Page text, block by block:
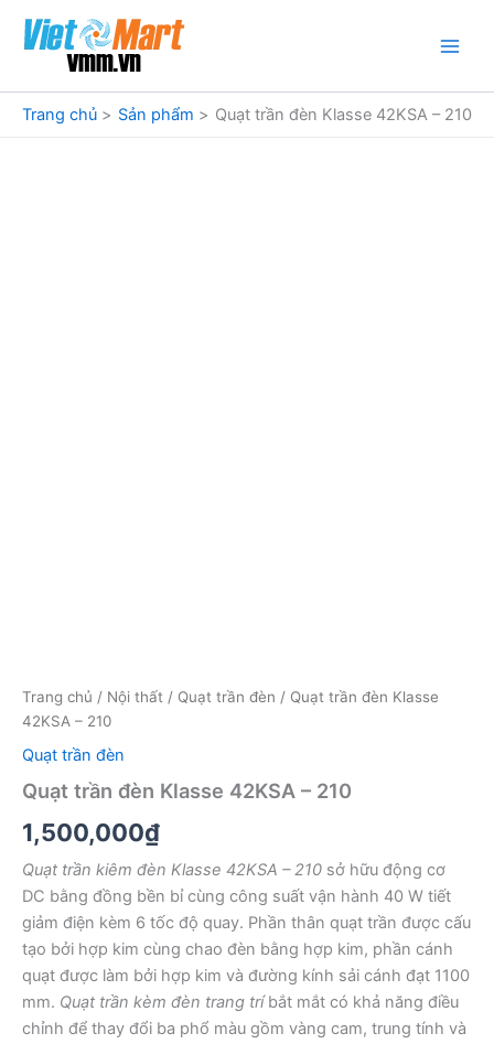
dung
Trang chủ
Sản phẩm Quạt trần đèn Klasse 42KSA – 210
Trang chủ / Nội thất / Quạt trần đèn / Quạt trần đèn Klasse
42KSA – 210
Quạt trần đèn
Quạt trần đèn Klasse 42KSA – 210
1,500,000₫
Quạt trần kiêm đèn Klasse 42KSA – 210 sở hữu động cơ
DC bằng đồng bền bỉ cùng công suất vận hành 40 W tiết
giảm điện kèm 6 tốc độ quay. Phần thân quạt trần được cấu
tạo bởi hợp kim cùng chao đèn bằng hợp kim, phần cánh
quạt được làm bởi hợp kim và đường kính sải cánh đạt 1100
mm. Quạt trần kèm đèn trang tríbắt mắt có khả năng điều
chỉnh để thay đổi ba phổ màu gồm vàng cam, trung tính và